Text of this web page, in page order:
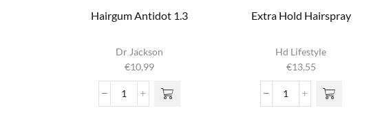
Hairgum Antidot 1.3
Dr Jackson
€10,99
Hairgum
Extra Hold Hairspray
Hd Lifestyle
€13,55
Extra